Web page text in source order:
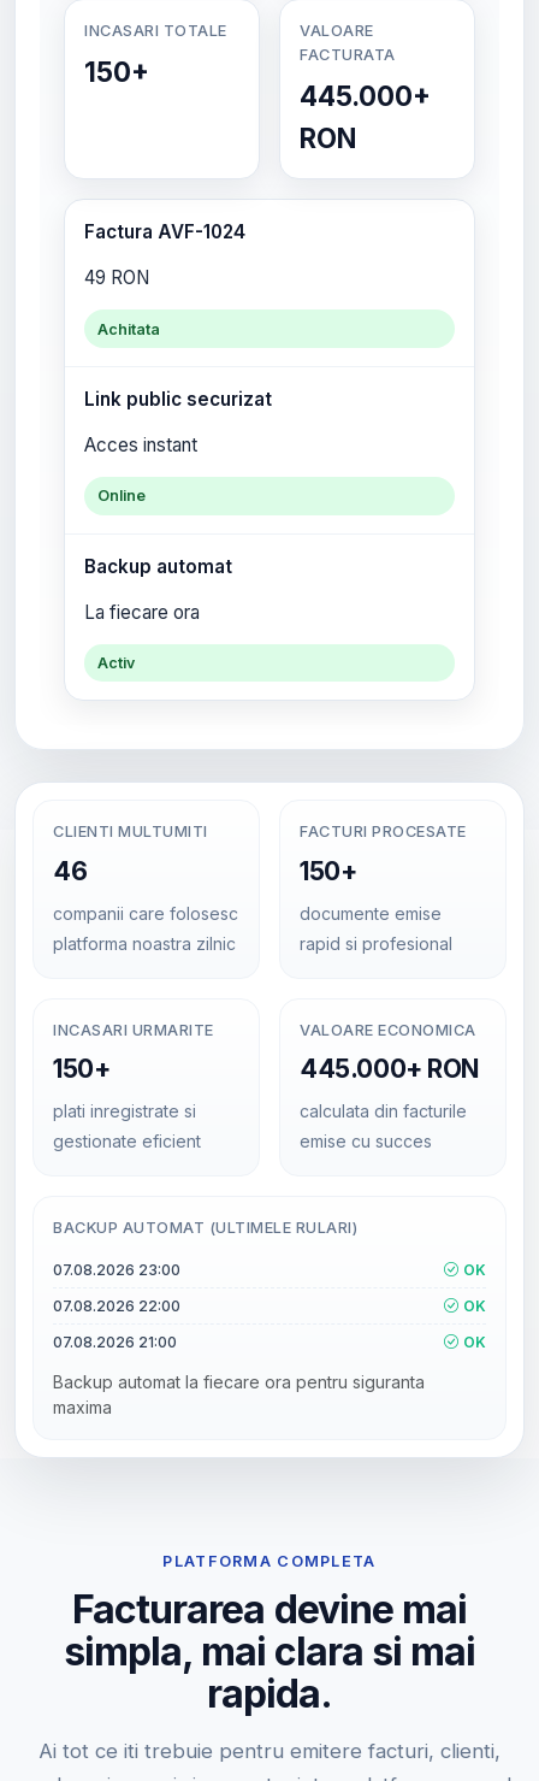
INCASARI TOTALE
150+
VALOARE
FACTURATA
445.000+
RON
Factura AVF-1024
49 RON
Achitata
Link public securizat
Acces instant
Online
Backup automat
La fiecare ora
Activ
CLIENTI MULTUMITI
46
companii care folosesc
platforma noastra zilnic
FACTURI PROCESATE
150+
documente emise
rapid si profesional
INCASARI URMARITE
150+
plati inregistrate si
gestionate eficient
VALOARE ECONOMICA
445.000+ RON
calculata din facturile
emise cu succes
BACKUP AUTOMAT (ULTIMELE RULARI)
07.08.2026 23:00
OK
07.08.2026 22:00
OK
07.08.2026 21:00
OK
Backup automat la fiecare ora pentru siguranta
maxima
PLATFORMA COMPLETA
Facturarea devine mai
simpla, mai clara si mai
rapida.
Ai tot ce iti trebuie pentru emitere facturi, clienti,